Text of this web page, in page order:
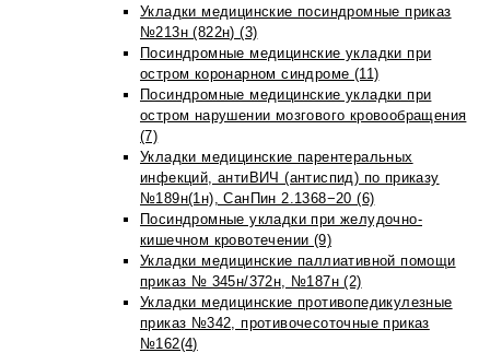
Укладки медицинские посиндромные приказ
№213н (822н) (3)
Посиндромные медицинские укладки при
остром коронарном синдроме (11)
Посиндромные медицинские укладки при
остром нарушении мозгового кровообращения
(7)
Укладки медицинские парентеральных
инфекций, антиВИЧ (антиспид) по приказу
№189н(1н), СанПин 2.1368−20 (6)
Посиндромные укладки при желудочно-
кишечном кровотечении (9)
Укладки медицинские паллиативной помощи
приказ № 345н/372н, №187н (2)
Укладки медицинские противопедикулезные
приказ №342, противочесоточные приказ
№162(4)